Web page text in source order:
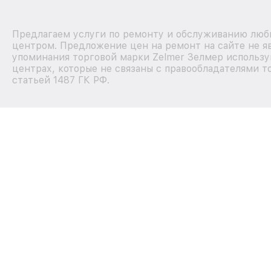
Предлагаем услуги по ремонту и обслуживанию
центром. Предложение цен на ремонт на сайте не
упоминания торговой марки Zelmer Зелмер
центрах, которые не связаны с правообладателями
статьей 1487 ГК РФ.